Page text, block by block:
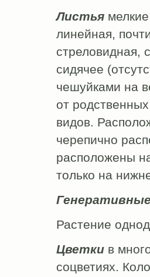
Листья
линейная,
стреловидная,
сидячее
чешуйками на
от
видов.
черепично
расположены
только на
Растение
Цветкив
соцветиях.